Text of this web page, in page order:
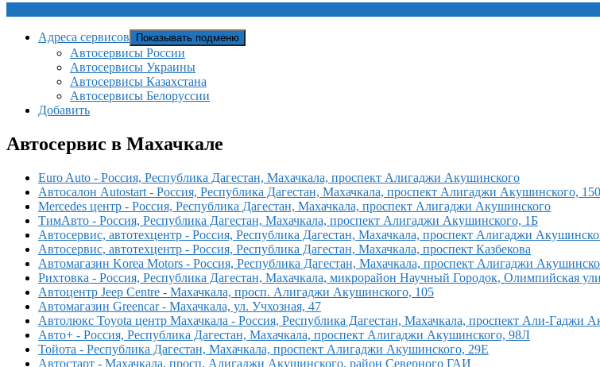
Адреса сервисов Показывать подменю
Автосервисы России
Автосервисы Украины
Автосервисы Казахстана
Автосервисы Белоруссии
Добавить
Автосервис в Махачкале
Euro Auto - Россия, Республика Дагестан, Махачкала, проспект Алигаджи Акушинского
Автосалон Autostart - Россия, Республика Дагестан, Махачкала, проспект Алигаджи Акушинского, 150
Mercedes центр - Россия, Республика Дагестан, Махачкала, проспект Алигаджи Акушинского
ТимАвто - Россия, Республика Дагестан, Махачкала, проспект Алигаджи Акушинского, 1Б
Автосервис, автотехцентр - Россия, Республика Дагестан, Махачкала, проспект Алигаджи
Автосервис, автотехцентр - Россия, Республика Дагестан, Махачкала, проспект Казбекова
Автомагазин Korea Motors - Россия, Республика Дагестан, Махачкала, проспект Алигаджи
Рихтовка - Россия, Республика Дагестан, Махачкала, микрорайон Научный Городок, Олимпийская
Автоцентр Jeep Centre - Махачкала, просп. Алигаджи Акушинского, 105
Автомагазин Greencar - Махачкала, ул. Учхозная, 47
Автолюкс Toyota центр Махачкала - Россия, Республика Дагестан, Махачкала, проспект Али-Гаджи
Авто+ - Россия, Республика Дагестан, Махачкала, проспект Алигаджи Акушинского, 98Л
Тойота - Республика Дагестан, Махачкала, проспект Алигаджи Акушинского, 29Е
Автостарт - Махачкала, просп. Алигаджи Акушинского, район Северного ГАИ